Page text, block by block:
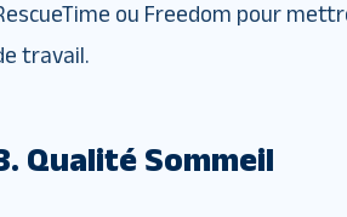
ou Freedom pour
travail.
Qualité Sommeil